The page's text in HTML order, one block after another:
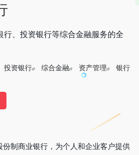
行、投资银行等综合金融服务的全
投资银行 综合金融 资产管理 银行
制商业银行，为个人和企业客户提供